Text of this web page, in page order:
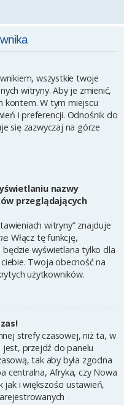
wszystkie twoje
witryny. Aby je zmienić,
kontem. W tym miejscu
i preferencji. Odnośnik do
się zazwyczaj na górze
nazwy
przeglądających
witryny” znajduje
. Włącz tę funkcję,
będzie wyświetlana tylko dla
Twoja obecność na
użytkowników.
strefy czasowej, niż ta, w
jest, przejdź do panelu
tak aby była zgodna
centralna, Afryka, czy Nowa
jak i większości ustawień,